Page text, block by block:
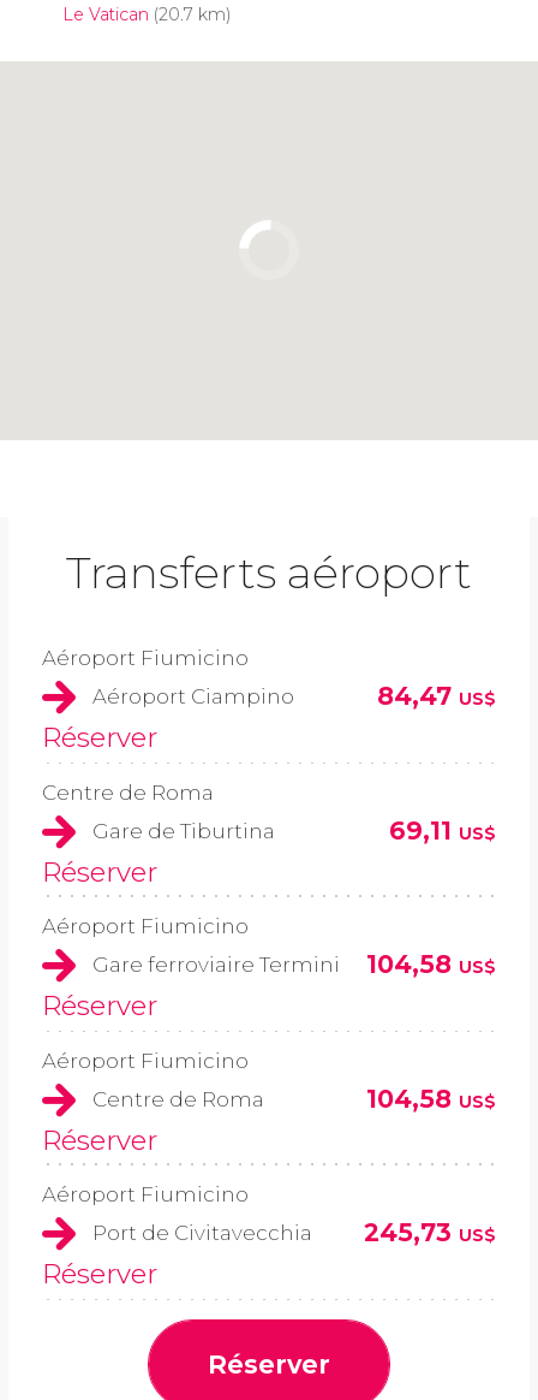
Le Vatican (20.7 km)
Transferts aéroport
Aéroport Fiumicino
Aéroport Ciampino
84,47 US$
Réserver
Centre de Roma
Gare de Tiburtina
69,11 US$
Réserver
Aéroport Fiumicino
Gare ferroviaire Termini
104,58 US$
Réserver
Aéroport Fiumicino
Centre de Roma
104,58 US$
Réserver
Aéroport Fiumicino
Port de Civitavecchia
245,73 US$
Réserver
Réserver